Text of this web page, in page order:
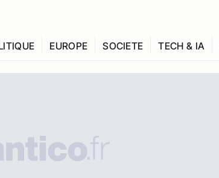
EUROPE SOCIETE TECH & IA